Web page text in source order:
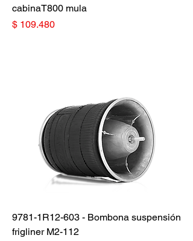
cabinaT800 mula
Precio
$ 109.480
9781-1R12-603 - Bombona suspensión
frigliner M2-112